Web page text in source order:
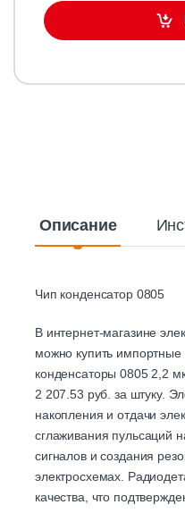
Описание
Чип конденсатор 0805
В интернет-магазине
можно купить импортные
конденсаторы 0805 2,2
2 207.53 руб. за штуку.
накопления и отдачи
сглаживания пульсаций
сигналов и создания
электросхемах.
качества, что